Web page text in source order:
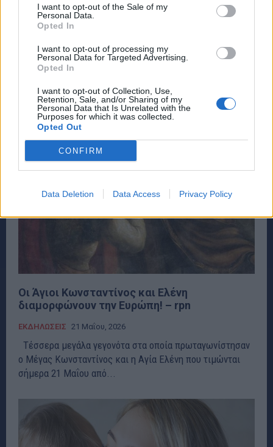
I want to opt-out of the Sale of my
Personal Data.
Opted In
I want to opt-out of processing my
Personal Data for Targeted Advertising.
Opted In
I want to opt-out of Collection, Use,
Retention, Sale, and/or Sharing of my
Personal Data that Is Unrelated with the
Purposes for which it was collected.
Opted Out
CONFIRM
Data Deletion Data Access Privacy Policy
Οι Άγιοι Κωνσταντίνος και Ελένη
διαμορφώνουν την Ευρώπη! – rpn
ΕΚΔΗΛΩΣΕΙΣ 21 Μαΐου, 2026
ο Μέγας Κωνσταντίνος και η Αγία Ελένη που τιμώνται
σήμερα 21 Μαΐου από...